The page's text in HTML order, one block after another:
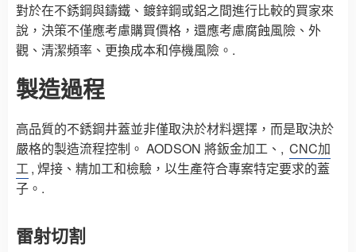
對於在不銹鋼與鑄鐵、鍍鋅鋼或鋁之間進行比較的買家來
說，決策不僅應考慮購買價格，還應考慮腐蝕風險、外
觀、清潔頻率、更換成本和停機風險。.
製造過程
高品質的不銹鋼井蓋並非僅取決於材料選擇，而是取決於
嚴格的製造流程控制。 AODSON 將鈑金加工、, CNC加
工, 焊接、精加工和檢驗，以生產符合專案特定要求的蓋
子。.
雷射切割